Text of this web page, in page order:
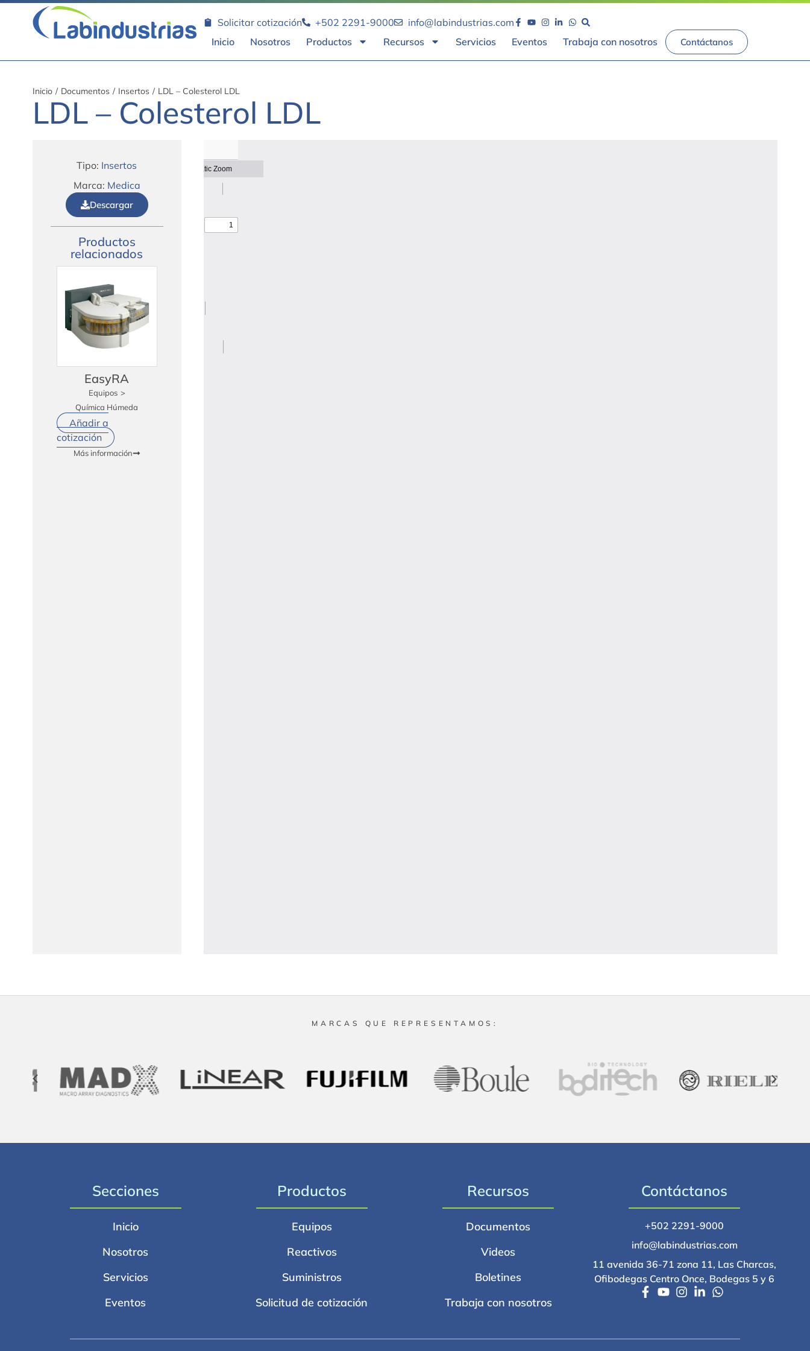
Solicitar cotización +502 2291-9000
info@labindustrias.com
Inicio
Nosotros Productos Recursos Servicios Eventos Trabaja con nosotros Contáctanos
Inicio / Documentos / Insertos / LDL – Colesterol LDL
LDL – Colesterol LDL
Tipo: Insertos
Marca: Medica
Descargar
Productos
relacionados
EasyRA
Equipos >
Química Húmeda
Añadir a
cotización
Más información
MARCAS QUE REPRESENTAMOS:
Secciones
Inicio
Nosotros
Servicios
Eventos
Productos
Equipos
Reactivos
Suministros
Solicitud de cotización
Recursos
Documentos
Videos
Boletines
Trabaja con nosotros
Contáctanos
+502 2291-9000
info@labindustrias.com
11 avenida 36-71 zona 11, Las Charcas,
Ofibodegas Centro Once, Bodegas 5 y 6